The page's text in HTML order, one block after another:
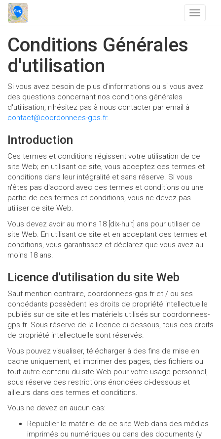
T
o
a
o
n
Conditions Générales
d'utilisation
Si vous avez besoin de plus d'informations ou si vous avez
des questions concernant nos conditions générales
d'utilisation, n'hésitez pas à nous contacter par email à
contact@coordonnees-gps.fr.
Introduction
Ces termes et conditions régissent votre utilisation de ce
site Web; en utilisant ce site, vous acceptez ces termes et
conditions dans leur intégralité et sans réserve. Si vous
n'êtes pas d'accord avec ces termes et conditions ou une
partie de ces termes et conditions, vous ne devez pas
utiliser ce site Web.
Vous devez avoir au moins 18 [dix-huit] ans pour utiliser ce
site Web. En utilisant ce site et en acceptant ces termes et
conditions, vous garantissez et déclarez que vous avez au
moins 18 ans.
Licence d'utilisation du site Web
Sauf mention contraire, coordonnees-gps.fr et / ou ses
concédants possèdent les droits de propriété intellectuelle
publiés sur ce site et les matériels utilisés sur coordonnees-
gps.fr. Sous réserve de la licence ci-dessous, tous ces droits
de propriété intellectuelle sont réservés.
Vous pouvez visualiser, télécharger à des fins de mise en
cache uniquement, et imprimer des pages, des fichiers ou
tout autre contenu du site Web pour votre usage personnel,
sous réserve des restrictions énoncées ci-dessous et
ailleurs dans ces termes et conditions.
Vous ne devez en aucun cas:
Republier le matériel de ce site Web dans des médias
imprimés ou numériques ou dans des documents (y